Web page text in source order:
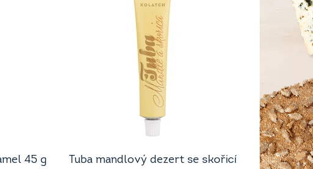
45 g
Tuba mandlový dezert se skořicí